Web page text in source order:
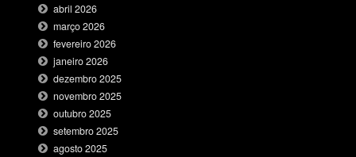
abril 2026
março 2026
fevereiro 2026
janeiro 2026
dezembro 2025
novembro 2025
outubro 2025
setembro 2025
agosto 2025